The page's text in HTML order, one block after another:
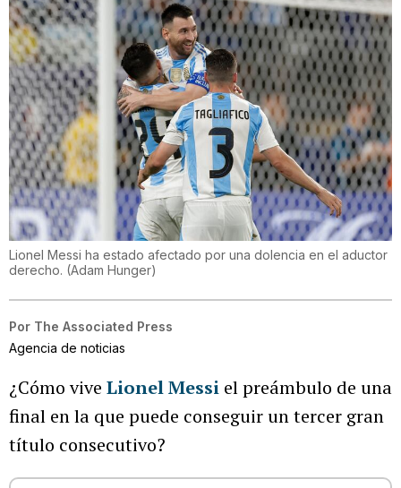
Lionel Messi ha estado afectado por una dolencia en el aductor
derecho. (Adam Hunger)
Por The Associated Press
Agencia de noticias
¿Cómo vive Lionel Messi el preámbulo de una
final en la que puede conseguir un tercer gran
título consecutivo?